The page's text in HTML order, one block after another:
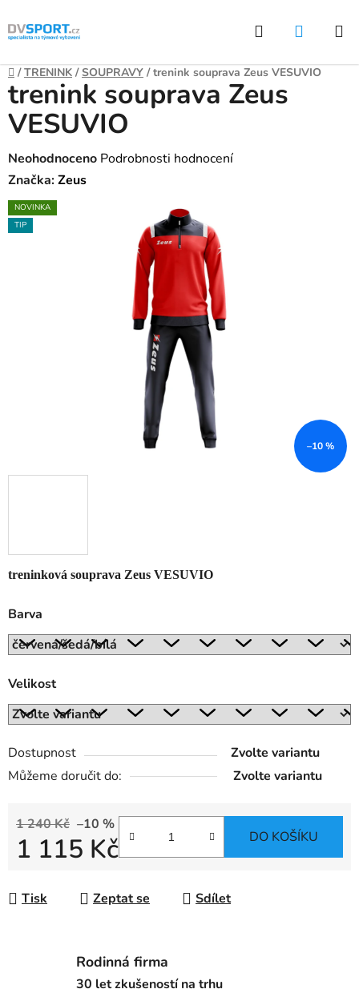
Přejít
na
Hledat
Domů
/ TRENINK / SOUPRAVY / trenink souprava Zeus VESUVIO
treninková souprava Zeus VESUVIO
Barva
Velikost
Dostupnost
Zvolte variantu
Můžeme doručit do:
Zvolte variantu
1 240 Kč –10 %
1 115 Kč DO KOŠÍKU
Tisk Zeptat se Sdílet
trenink souprava Zeus
VESUVIO
Průměrné
hodnocení
produktu
je
Neohodnoceno Podrobnosti hodnocení
Značka:Zeus
NOVINKA
TIP
–10 %
Rodinná firma
30 let zkušeností na trhu